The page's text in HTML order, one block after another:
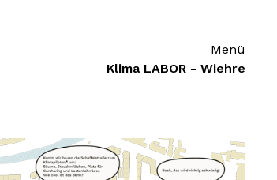
Klima LABOR - Wiehre
Menü